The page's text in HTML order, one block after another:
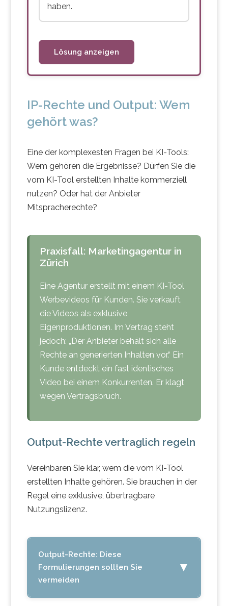
haben.
Lösung anzeigen
IP-Rechte und Output: Wem
gehört was?
Eine der komplexesten Fragen bei KI-Tools:
Wem gehören die Ergebnisse? Dürfen Sie die
vom KI-Tool erstellten Inhalte kommerziell
nutzen? Oder hat der Anbieter
Mitspracherechte?
Praxisfall: Marketingagentur in
Zürich
Eine Agentur erstellt mit einem KI-Tool
Werbevideos für Kunden. Sie verkauft
die Videos als exklusive
Eigenproduktionen. Im Vertrag steht
jedoch: „Der Anbieter behält sich alle
Rechte an generierten Inhalten vor.“ Ein
Kunde entdeckt ein fast identisches
Video bei einem Konkurrenten. Er klagt
wegen Vertragsbruch.
Output-Rechte vertraglich regeln
Vereinbaren Sie klar, wem die vom KI-Tool
erstellten Inhalte gehören. Sie brauchen in der
Regel eine exklusive, übertragbare
Nutzungslizenz.
Output-Rechte: Diese
Formulierungen sollten Sie
vermeiden
▼